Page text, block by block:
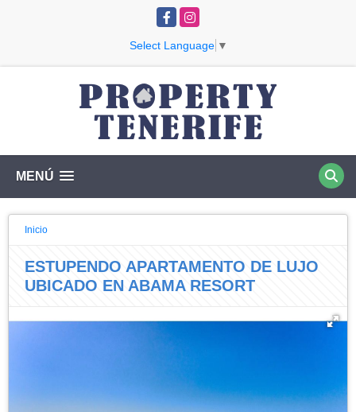
FacebookInstagram
Select Language ▼
MENÚ
Inicio
ESTUPENDO APARTAMENTO DE LUJO
UBICADO EN ABAMA RESORT